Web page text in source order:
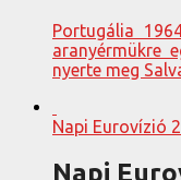
Portugália
aranyérmükre
nyerte meg
Napi Eurovízió
Napi